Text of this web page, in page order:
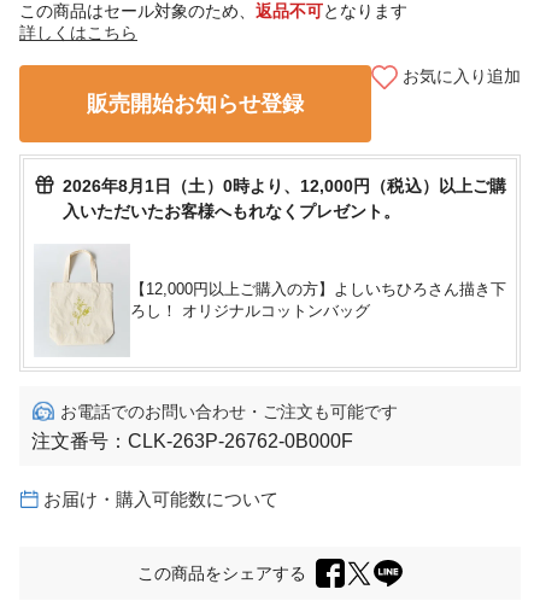
この商品はセール対象のため、 返品不可となります
詳しくはこちら
販売開始お知らせ登録
お気に入り追加
2026年8月1日（土）0時より、12,000円（税込）以上ご購
入いただいたお客様へもれなくプレゼント。
【12,000円以上ご購入の方】よしいちひろさん描き下
ろし！ オリジナルコットンバッグ
お電話でのお問い合わせ・ご注文も可能です
注文番号： CLK-263P-26762-0B000F
お届け・購入可能数について
この商品をシェアする